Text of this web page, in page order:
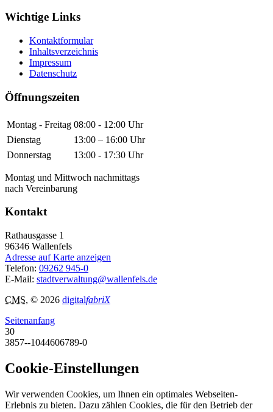
Wichtige Links
Kontaktformular
Inhaltsverzeichnis
Impressum
Datenschutz
Öffnungszeiten
Montag - Freitag 08:00 - 12:00 Uhr
Dienstag
13:00 – 16:00 Uhr
Donnerstag
13:00 - 17:30 Uhr
Montag und Mittwoch nachmittags
nach Vereinbarung
Kontakt
Rathausgasse 1
96346 Wallenfels
Adresse auf Karte anzeigen
Telefon: 09262 945-0
E-Mail: stadtverwaltung@wallenfels.de
CMS, © 2026 digitalfabriX
Seitenanfang
30
3857--1044606789-0
Cookie-Einstellungen
Wir verwenden Cookies, um Ihnen ein optimales Webseiten-
Erlebnis zu bieten. Dazu zählen Cookies, die für den Betrieb der